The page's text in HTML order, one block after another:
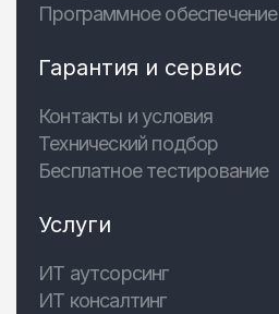
Программное обеспечение
Гарантия и сервис
Контакты и условия
Технический подбор
Бесплатное тестирование
Услуги
ИТ аутсорсинг
ИТ консалтинг